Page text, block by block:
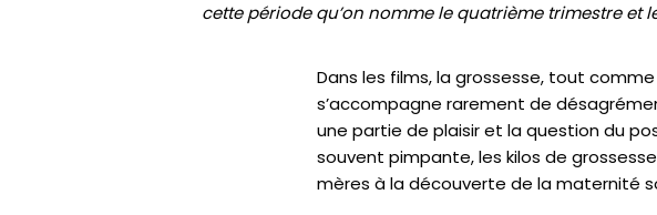
cette période qu’on nomme le quatrième trimestre et
Dans les films, la grossesse, tout
s’accompagne rarement de
une partie de plaisir et la question du
souvent pimpante, les kilos de
mères à la découverte de la maternité